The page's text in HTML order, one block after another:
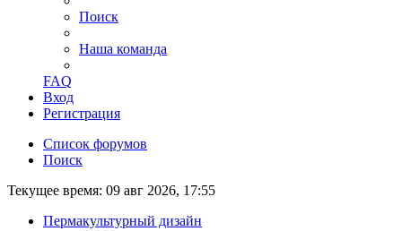
Поиск
Наша команда
FAQ
Вход
Регистрация
Список форумов
Поиск
Текущее время: 09 авг 2026, 17:55
Пермакультурный дизайн